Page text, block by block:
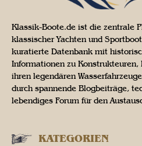
Klassik-Boote.de ist die zentrale
klassischer Yachten und
kuratierte Datenbank mit
Informationen zu Konstrukteuren,
ihren legendären
durch spannende Blogbeiträge,
lebendiges Forum für den
KATEGORIEN